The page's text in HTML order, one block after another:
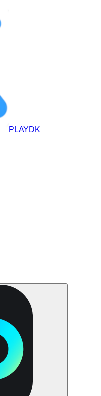
PLAYDK